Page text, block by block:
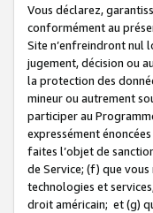
Vous déclarez,
conformément au
Site n’enfreindront nul
jugement, décision ou
la protection des
mineur ou autrement
participer au
expressément
faites l’objet de
de Service; (f) que
technologies et
droit américain; et (g)